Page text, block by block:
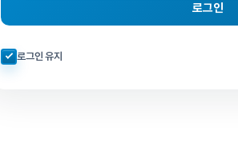
로그인
자동로그인 체크
로그인 유지